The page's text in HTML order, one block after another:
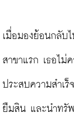
เมื่อมองย้อนกลับ
สาขาแรก เธอไม่
ประสบความสำเร็
ยืมสิน และนำทรั